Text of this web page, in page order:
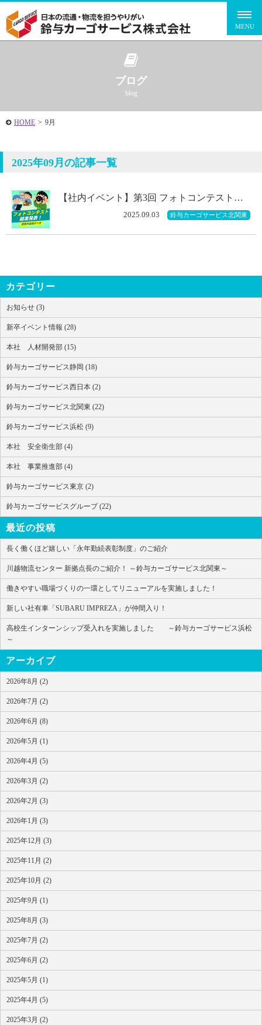
ブログ
blog
HOME > 9月
2025年09月の記事一覧
【社内イベント】第3回 フォトコンテスト…
2025.09.03 鈴与カーゴサービス北関東
カテゴリー
お知らせ (3)
新卒イベント情報 (28)
本社 人材開発部 (15)
鈴与カーゴサービス静岡 (18)
鈴与カーゴサービス西日本 (2)
鈴与カーゴサービス北関東 (22)
鈴与カーゴサービス浜松 (9)
本社 安全衛生部 (4)
本社 事業推進部 (4)
鈴与カーゴサービス東京 (2)
鈴与カーゴサービスグループ (22)
最近の投稿
長く働くほど嬉しい「永年勤続表彰制度」のご紹介
川越物流センター 新拠点長のご紹介！ ～鈴与カーゴサービス北関東～
働きやすい職場づくりの一環としてリニューアルを実施しました！
新しい社有車「SUBARU IMPREZA」が仲間入り！
高校生インターンシップ受入れを実施しました ～鈴与カーゴサービス浜松
～
アーカイブ
2026年8月 (2)
2026年7月 (2)
2026年6月 (8)
2026年5月 (1)
2026年4月 (5)
2026年3月 (2)
2026年2月 (3)
2026年1月 (3)
2025年12月 (3)
2025年11月 (2)
2025年10月 (2)
2025年9月 (1)
2025年8月 (3)
2025年7月 (2)
2025年6月 (2)
2025年5月 (1)
2025年4月 (5)
2025年3月 (2)